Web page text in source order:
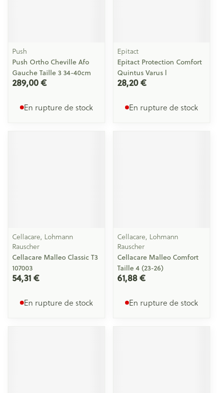
Push
Push Ortho Cheville Afo
Gauche Taille 3 34-40cm
289,00 €
En rupture de stock
Epitact
Epitact Protection Comfort
Quintus Varus l
28,20 €
En rupture de stock
Cellacare, Lohmann
Rauscher
Cellacare Malleo Classic T3
107003
54,31 €
En rupture de stock
Cellacare, Lohmann
Rauscher
Cellacare Malleo Comfort
Taille 4 (23-26)
61,88 €
En rupture de stock